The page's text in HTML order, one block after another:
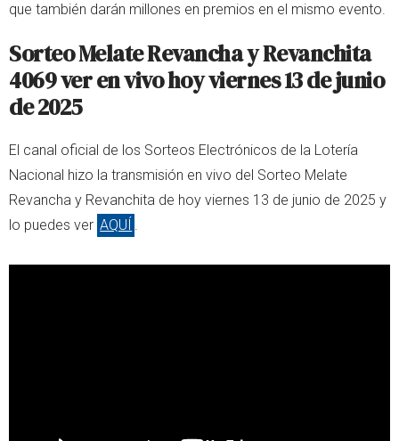
que también darán millones en premios en el mismo evento.
Sorteo Melate Revancha y Revanchita
4069 ver en vivo hoy viernes 13 de junio
de 2025
El canal oficial de los Sorteos Electrónicos de la Lotería
Nacional hizo la transmisión en vivo del Sorteo Melate
Revancha y Revanchita de hoy viernes 13 de junio de 2025 y
lo puedes ver AQUÍ .